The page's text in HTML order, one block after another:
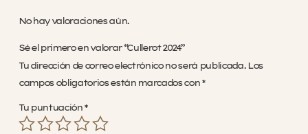
No hay valoraciones aún.
Sé el primero en valorar “Cullerot 2024”
Tu dirección de correo electrónico no será publicada. Los
campos obligatorios están marcados con *
Tu puntuación *